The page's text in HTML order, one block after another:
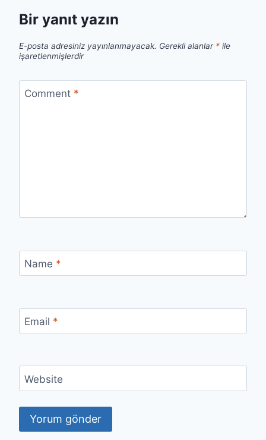
Bir yanıt yazın
E-posta adresiniz yayınlanmayacak. Gerekli alanlar * ile
işaretlenmişlerdir
Comment *
Name *
Email *
Website